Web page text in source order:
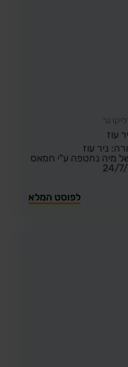
נר
עוז
ניר עוז
של מיה נחטפה ע"י חמאס
לפוסט המלא